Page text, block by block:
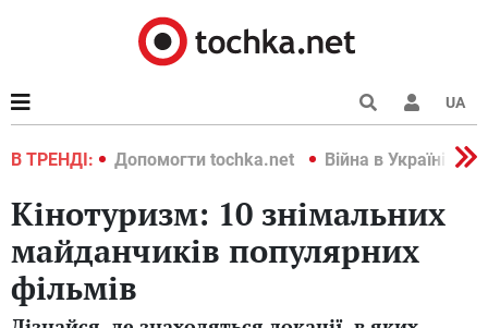
UA
В ТРЕНДІ:
2022 Допомогти tochka.net Війна в Україні 2022
Кінотуризм: 10 знімальних
майданчиків популярних
фільмів